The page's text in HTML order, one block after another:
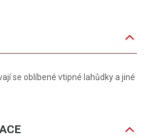
se oblíbené vtipné lahůdky a jiné